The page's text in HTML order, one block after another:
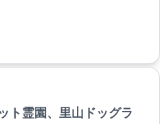
ト霊園、里山ドッグラ